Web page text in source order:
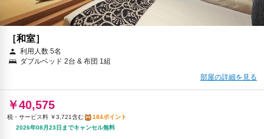
［和室］
利用人数 5名
ダブルベッド 2台 & 布団 1組
部屋の詳細を見る
￥40,575
税・サービス料 ￥3,721含む
184ポイント
2026年08月23日までキャンセル無料